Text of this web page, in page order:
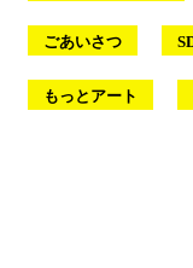
ごあいさつ
もっとアート